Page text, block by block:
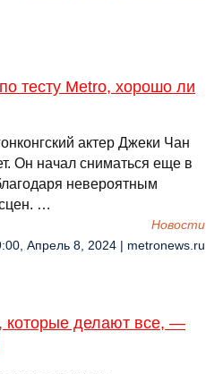
тесту Metro, хорошо ли
актер Джеки Чан
Он начал сниматься еще в
невероятным
…
Новости
Апрель 8, 2024 | metronews.ru
которые делают все, —